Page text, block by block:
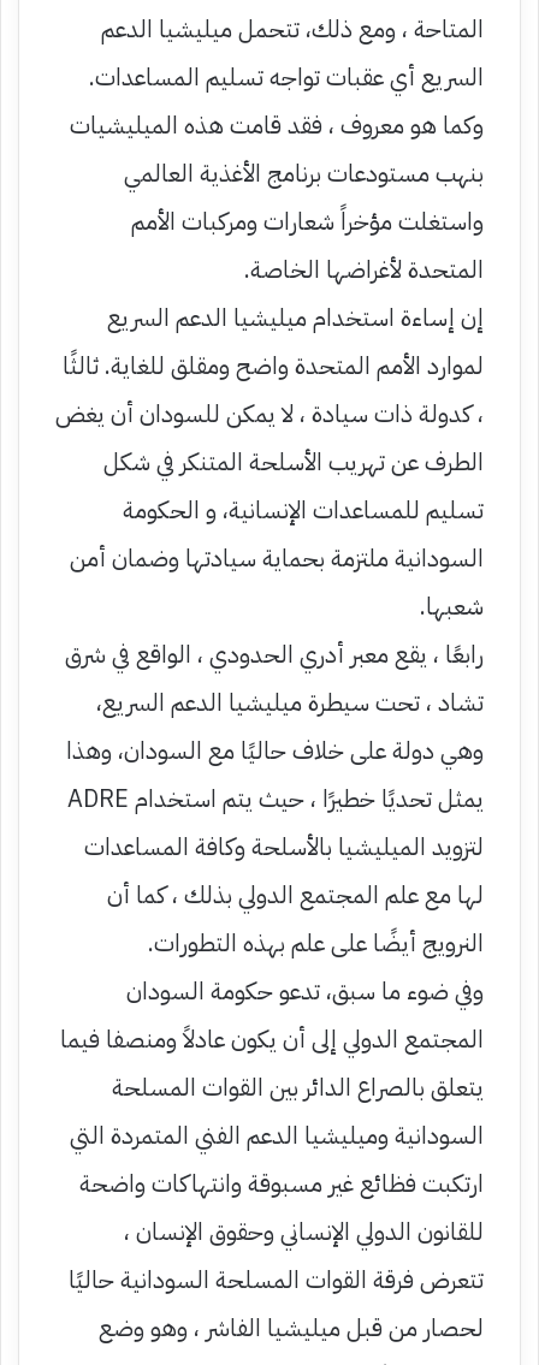
المتاحة ، ومع ذلك، تتحمل ميليشيا الدعم
السريع أي عقبات تواجه تسليم المساعدات.
وكما هو معروف ، فقد قامت هذه الميليشيات
بنهب مستودعات برنامج الأغذية العالمي
واستغلت مؤخراً شعارات ومركبات الأمم
المتحدة لأغراضها الخاصة.
إن إساءة استخدام ميليشيا الدعم السريع
لموارد الأمم المتحدة واضح ومقلق للغاية. ثالثًا
، كدولة ذات سيادة ، لا يمكن للسودان أن يغض
الطرف عن تهريب الأسلحة المتنكر في شكل
تسليم للمساعدات الإنسانية، و الحكومة
السودانية ملتزمة بحماية سيادتها وضمان أمن
شعبها.
رابعًا ، يقع معبر أدري الحدودي ، الواقع في شرق
تشاد ، تحت سيطرة ميليشيا الدعم السريع،
وهي دولة على خلاف حاليًا مع السودان، وهذا
يمثل تحديًا خطيرًا ، حيث يتم استخدام ADRE
لتزويد الميليشيا بالأسلحة وكافة المساعدات
لها مع علم المجتمع الدولي بذلك ، كما أن
النرويج أيضًا على علم بهذه التطورات.
وفي ضوء ما سبق، تدعو حكومة السودان
المجتمع الدولي إلى أن يكون عادلاً ومنصفا فيما
يتعلق بالصراع الدائر بين القوات المسلحة
السودانية وميليشيا الدعم الفني المتمردة التي
ارتكبت فظائع غير مسبوقة وانتهاكات واضحة
للقانون الدولي الإنساني وحقوق الإنسان ،
تتعرض فرقة القوات المسلحة السودانية حاليًا
لحصار من قبل ميليشيا الفاشر ، وهو وضع